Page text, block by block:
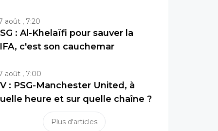
août , 7:20
: Al-Khelaïfi pour sauver la
c'est son cauchemar
août , 7:00
: PSG-Manchester United, à
heure et sur quelle chaîne ?
Plus d'articles